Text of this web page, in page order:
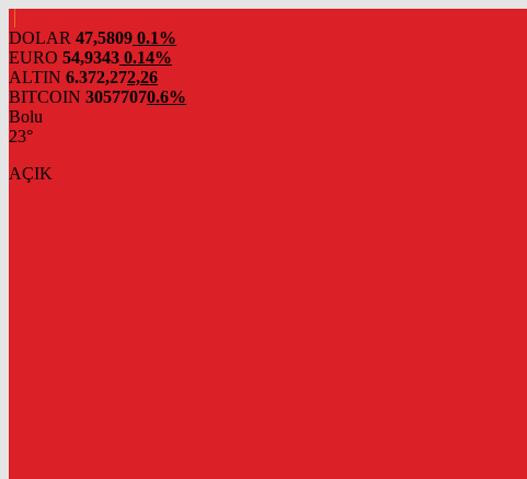
DOLAR 47,5809 0.1%
EURO 54,9343 0.14%
ALTIN 6.372,272,26
BITCOIN 30577070.6%
Bolu
23°
AÇIK